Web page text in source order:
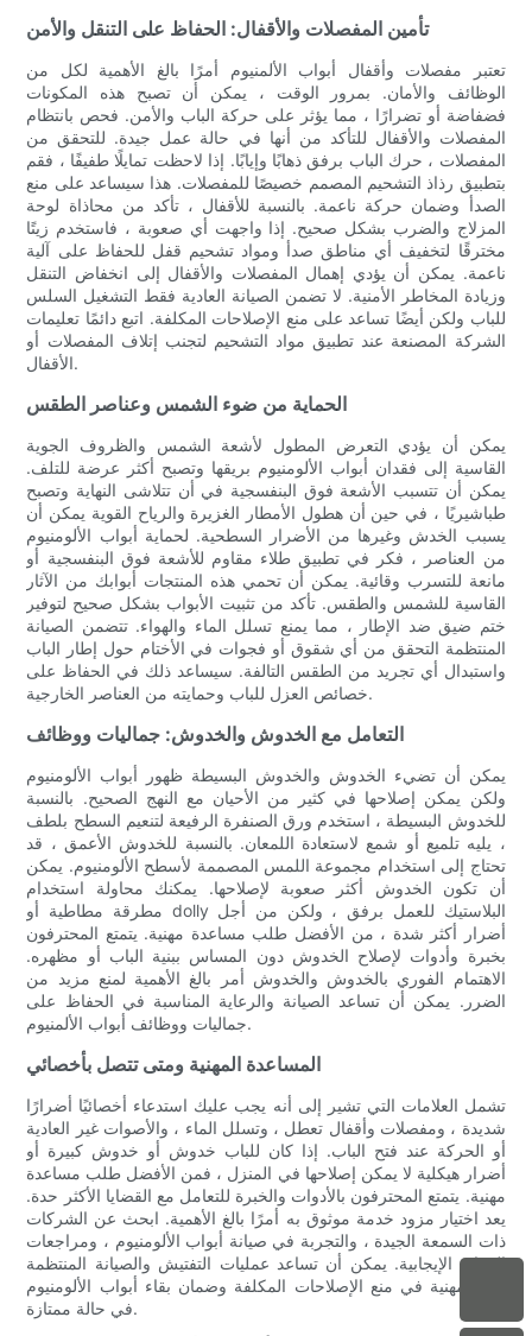
تأمين المفصلات والأقفال: الحفاظ على التنقل والأمن
تعتبر مفصلات وأقفال أبواب الألمنيوم أمرًا بالغ الأهمية لكل من
الوظائف والأمان. بمرور الوقت ، يمكن أن تصبح هذه المكونات
فضفاضة أو تضرارًا ، مما يؤثر على حركة الباب والأمن. فحص بانتظام
المفصلات والأقفال للتأكد من أنها في حالة عمل جيدة. للتحقق من
المفصلات ، حرك الباب برفق ذهابًا وإيابًا. إذا لاحظت تمايلًا طفيفًا ، فقم
بتطبيق رذاذ التشحيم المصمم خصيصًا للمفصلات. هذا سيساعد على منع
الصدأ وضمان حركة ناعمة. بالنسبة للأقفال ، تأكد من محاذاة لوحة
المزلاج والضرب بشكل صحيح. إذا واجهت أي صعوبة ، فاستخدم زيتًا
مخترقًا لتخفيف أي مناطق صدأ ومواد تشحيم قفل للحفاظ على آلية
ناعمة. يمكن أن يؤدي إهمال المفصلات والأقفال إلى انخفاض التنقل
وزيادة المخاطر الأمنية. لا تضمن الصيانة العادية فقط التشغيل السلس
للباب ولكن أيضًا تساعد على منع الإصلاحات المكلفة. اتبع دائمًا تعليمات
الشركة المصنعة عند تطبيق مواد التشحيم لتجنب إتلاف المفصلات أو
الأقفال.
الحماية من ضوء الشمس وعناصر الطقس
يمكن أن يؤدي التعرض المطول لأشعة الشمس والظروف الجوية
القاسية إلى فقدان أبواب الألومنيوم بريقها وتصبح أكثر عرضة للتلف.
يمكن أن تتسبب الأشعة فوق البنفسجية في أن تتلاشى النهاية وتصبح
طباشيريًا ، في حين أن هطول الأمطار الغزيرة والرياح القوية يمكن أن
يسبب الخدش وغيرها من الأضرار السطحية. لحماية أبواب الألومنيوم
من العناصر ، فكر في تطبيق طلاء مقاوم للأشعة فوق البنفسجية أو
مانعة للتسرب وقائية. يمكن أن تحمي هذه المنتجات أبوابك من الآثار
القاسية للشمس والطقس. تأكد من تثبيت الأبواب بشكل صحيح لتوفير
ختم ضيق ضد الإطار ، مما يمنع تسلل الماء والهواء. تتضمن الصيانة
المنتظمة التحقق من أي شقوق أو فجوات في الأختام حول إطار الباب
واستبدال أي تجريد من الطقس التالفة. سيساعد ذلك في الحفاظ على
خصائص العزل للباب وحمايته من العناصر الخارجية.
التعامل مع الخدوش والخدوش: جماليات ووظائف
يمكن أن تضيء الخدوش والخدوش البسيطة ظهور أبواب الألومنيوم
ولكن يمكن إصلاحها في كثير من الأحيان مع النهج الصحيح. بالنسبة
للخدوش البسيطة ، استخدم ورق الصنفرة الرفيعة لتنعيم السطح بلطف
، يليه تلميع أو شمع لاستعادة اللمعان. بالنسبة للخدوش الأعمق ، قد
تحتاج إلى استخدام مجموعة اللمس المصممة لأسطح الألومنيوم. يمكن
أن تكون الخدوش أكثر صعوبة لإصلاحها. يمكنك محاولة استخدام
مطرقة مطاطية أو dolly البلاستيك للعمل برفق ، ولكن من أجل
أضرار أكثر شدة ، من الأفضل طلب مساعدة مهنية. يتمتع المحترفون
بخبرة وأدوات لإصلاح الخدوش دون المساس ببنية الباب أو مظهره.
الاهتمام الفوري بالخدوش والخدوش أمر بالغ الأهمية لمنع مزيد من
الضرر. يمكن أن تساعد الصيانة والرعاية المناسبة في الحفاظ على
جماليات ووظائف أبواب الألمنيوم.
المساعدة المهنية ومتى تتصل بأخصائي
تشمل العلامات التي تشير إلى أنه يجب عليك استدعاء أخصائيًا أضرارًا
شديدة ، ومفصلات وأقفال تعطل ، وتسلل الماء ، والأصوات غير العادية
أو الحركة عند فتح الباب. إذا كان للباب خدوش أو خدوش كبيرة أو
أضرار هيكلية لا يمكن إصلاحها في المنزل ، فمن الأفضل طلب مساعدة
مهنية. يتمتع المحترفون بالأدوات والخبرة للتعامل مع القضايا الأكثر حدة.
يعد اختيار مزود خدمة موثوق به أمرًا بالغ الأهمية. ابحث عن الشركات
ذات السمعة الجيدة ، والتجربة في صيانة أبواب الألومنيوم ، ومراجعات
العملاء الإيجابية. يمكن أن تساعد عمليات التفتيش والصيانة المنتظمة
من المهنية في منع الإصلاحات المكلفة وضمان بقاء أبواب الألومنيوم
في حالة ممتازة.